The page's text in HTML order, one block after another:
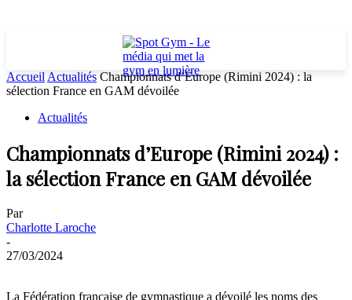
Accueil Actualités Championnats d’Europe (Rimini 2024) : la
sélection France en GAM dévoilée
Actualités
Championnats d’Europe (Rimini 2024) :
la sélection France en GAM dévoilée
Par
Charlotte Laroche
-
27/03/2024
La Fédération française de gymnastique a dévoilé les noms des